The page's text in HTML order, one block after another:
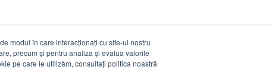
modul în care interacționați cu site-ul nostru
precum și pentru analiza și evalua valorile
pe care le utilizăm, consultați politica noastră